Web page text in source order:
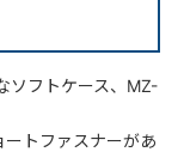
ソフトケース、MZ-
トファスナーがあ